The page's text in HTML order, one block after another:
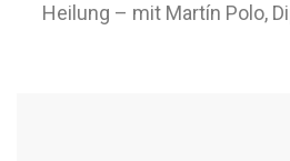
Heilung – mit Martín Polo,